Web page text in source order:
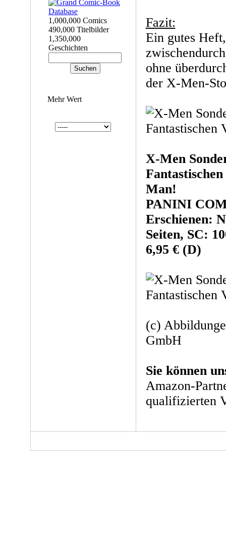
1,000,000 Comics
490,000 Titelbilder
1,350,000
Geschichten
Mehr Wert
Fazit:
Ein gutes
ohne
der X-Men-
X-Men
Man!
PANINI
Erschienen:
Seiten, SC:
6,95 € (D)
(c)
GmbH
Sie können
Amazon-
qualifizierten